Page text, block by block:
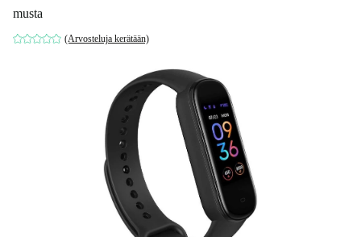
musta
(Arvosteluja kerätään)